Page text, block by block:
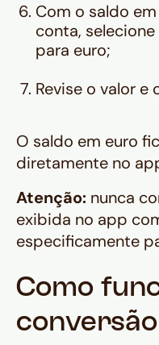
Com o saldo
conta,
para euro;
Revise o valor e
O saldo em euro
diretamente no
Atenção: nunca
exibida no app
especificamente
Como